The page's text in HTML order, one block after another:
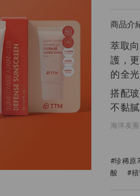
商品介
萃取
護，
的全光
搭配
不黏
海洋友
#珍稀原
酸
#